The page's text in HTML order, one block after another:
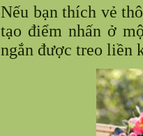
Nếu bạn thích vẻ
tạo điểm nhấn ở
ngắn được treo liền